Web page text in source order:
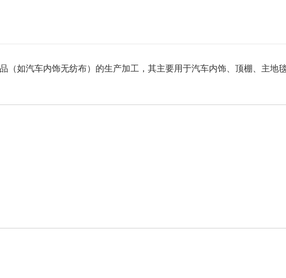
如汽车内饰无纺布）的生产加工，其主要用于汽车内饰、顶棚、主地毯